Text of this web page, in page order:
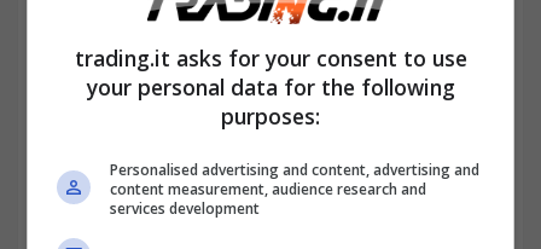
trading.it asks for your consent to use
your personal data for the following
purposes:
Personalised advertising and content, advertising and
content measurement, audience research and
services development